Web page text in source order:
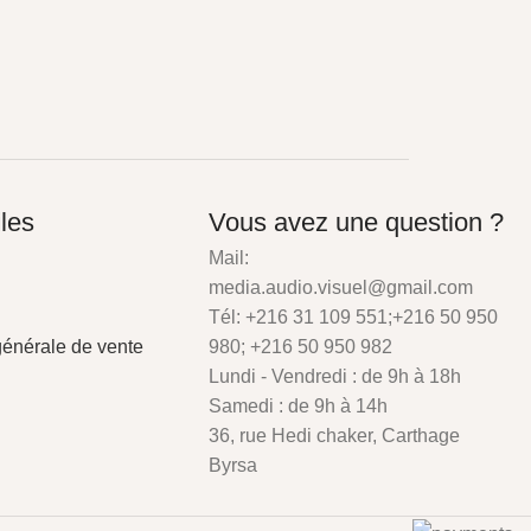
de vente
Vous avez une question ?
Mail:
media.audio.visuel@gmail.com
Tél: +216 31 109 551;+216 50 950
980; +216 50 950 982
Lundi - Vendredi : de 9h à 18h
Samedi : de 9h à 14h
36, rue Hedi chaker, Carthage
Byrsa